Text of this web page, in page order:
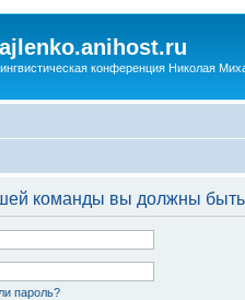
конференция Николая
команды вы должны
пароль?